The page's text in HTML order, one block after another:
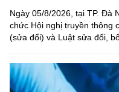
Ngày 05/8/2026, tại TP. Đà
chức Hội nghị truyền thông
(sửa đổi) và Luật sửa đổi,